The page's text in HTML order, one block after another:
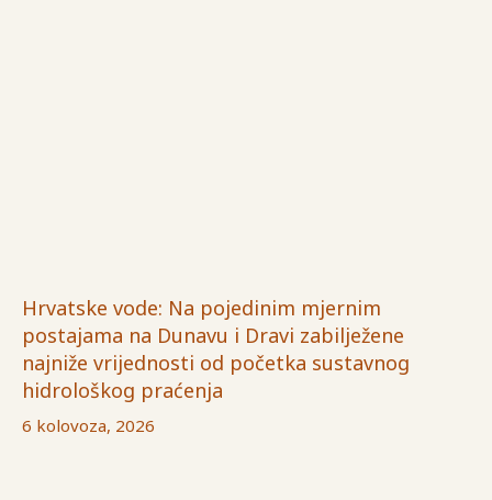
Hrvatske vode: Na pojedinim mjernim
postajama na Dunavu i Dravi zabilježene
najniže vrijednosti od početka sustavnog
hidrološkog praćenja
6 kolovoza, 2026